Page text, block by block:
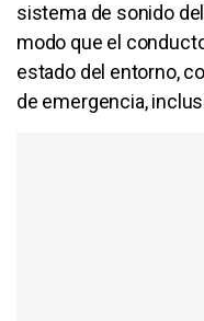
sistema de sonido
modo que el
estado del entorno,
de emergencia,